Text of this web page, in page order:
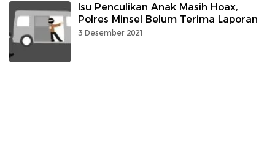
Isu Penculikan Anak Masih Hoax,
Polres Minsel Belum Terima Laporan
3 Desember 2021